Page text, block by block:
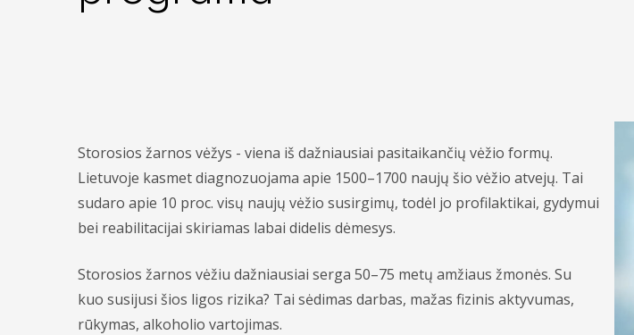
Storosios žarnos vėžys - viena iš dažniausiai pasitaikančių vėžio formų.
Lietuvoje kasmet diagnozuojama apie 1500–1700 naujų šio vėžio atvejų. Tai
sudaro apie 10 proc. visų naujų vėžio susirgimų, todėl jo profilaktikai, gydymui
bei reabilitacijai skiriamas labai didelis dėmesys.
Storosios žarnos vėžiu dažniausiai serga 50–75 metų amžiaus žmonės. Su
kuo susijusi šios ligos rizika? Tai sėdimas darbas, mažas fizinis aktyvumas,
rūkymas, alkoholio vartojimas.